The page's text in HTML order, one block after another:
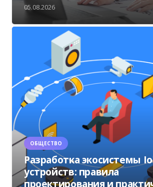
05.08.2026
ОБЩЕСТВО
Разработка экосистемы
устройств: правила
проектирования и